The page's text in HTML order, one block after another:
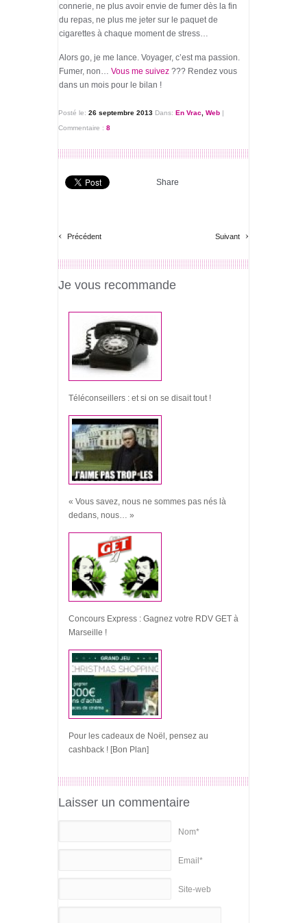
connerie, ne plus avoir envie de fumer dès la fin
du repas, ne plus me jeter sur le paquet de
cigarettes à chaque moment de stress…
Alors go, je me lance. Voyager, c’est ma passion.
Fumer, non…Vous me suivez??? Rendez vous
dans un mois pour le bilan !
Posté le: 26 septembre 2013 Dans: En Vrac, Web
Commentaire : 8
Share
‹ Précédent Suivant ›
Je vous recommande
Téléconseillers : et si on se disait tout !
« Vous savez, nous ne sommes pas nés là
dedans, nous… »
Concours Express : Gagnez votre RDV GET à
Marseille !
Pour les cadeaux de Noël, pensez au
cashback ! [Bon Plan]
Laisser un commentaire
Nom*
Email*
Site-web